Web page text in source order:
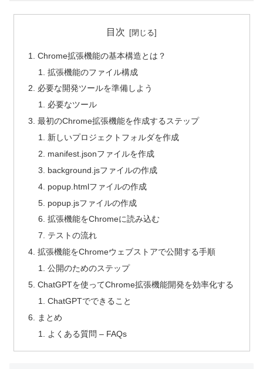
目次
Chrome拡張機能の基本構造とは？
拡張機能のファイル構成
必要な開発ツールを準備しよう
必要なツール
最初のChrome拡張機能を作成するステップ
新しいプロジェクトフォルダを作成
manifest.jsonファイルを作成
background.jsファイルの作成
popup.htmlファイルの作成
popup.jsファイルの作成
拡張機能をChromeに読み込む
テストの流れ
拡張機能をChromeウェブストアで公開する手順
公開のためのステップ
ChatGPTを使ってChrome拡張機能開発を効率化する
ChatGPTでできること
まとめ
よくある質問 – FAQs